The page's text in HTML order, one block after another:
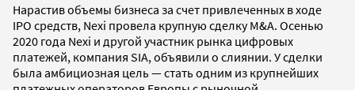
Нарастив объемы бизнеса за счет привлеченных в ходе
IPO средств, Nexi провела крупную сделку M&A. Осенью
2020 года Nexi и другой участник рынка цифровых
платежей, компания SIA, объявили о слиянии. У сделки
была амбициозная цель — стать одним из крупнейших